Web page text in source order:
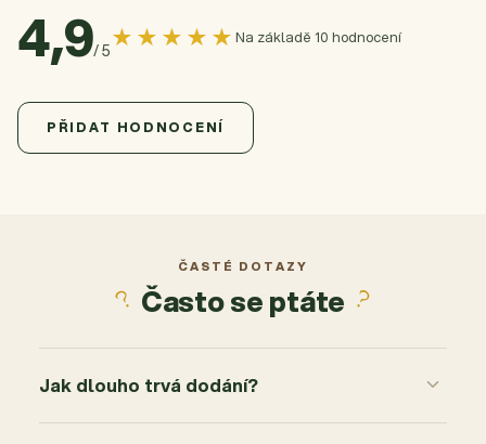
4,9/ 5★★★★★Na základě 10 hodnocení
4,9Průměrné hodnocení produktu je 4,9 z 5 hvězdiček.
10 hodnocení
PŘIDAT HODNOCENÍ
ČASTÉ DOTAZY
Často se ptáte
Jak dlouho trvá dodání?